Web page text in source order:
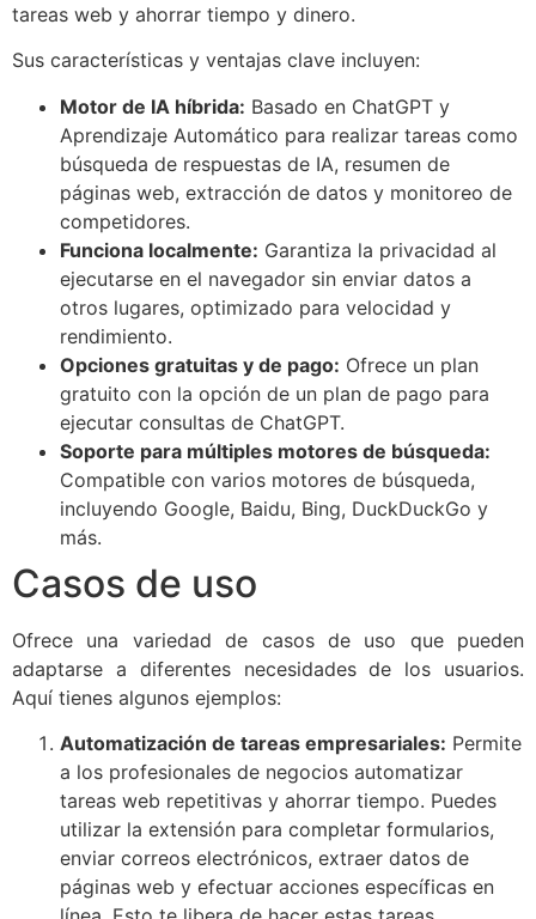
tareas web y ahorrar tiempo y dinero.
Sus características y ventajas clave incluyen:
Motor de IA híbrida: Basado en ChatGPT y
Aprendizaje Automático para realizar tareas como
búsqueda de respuestas de IA, resumen de
páginas web, extracción de datos y monitoreo de
competidores.
Funciona localmente: Garantiza la privacidad al
ejecutarse en el navegador sin enviar datos a
otros lugares, optimizado para velocidad y
rendimiento.
Opciones gratuitas y de pago: Ofrece un plan
gratuito con la opción de un plan de pago para
ejecutar consultas de ChatGPT.
Soporte para múltiples motores de búsqueda:
Compatible con varios motores de búsqueda,
incluyendo Google, Baidu, Bing, DuckDuckGo y
más.
Casos de uso
Ofrece una variedad de casos de uso que pueden
adaptarse a diferentes necesidades de los usuarios.
Aquí tienes algunos ejemplos:
Automatización de tareas empresariales: Permite
a los profesionales de negocios automatizar
tareas web repetitivas y ahorrar tiempo. Puedes
utilizar la extensión para completar formularios,
enviar correos electrónicos, extraer datos de
páginas web y efectuar acciones específicas en